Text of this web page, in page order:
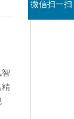
精
微信扫一扫